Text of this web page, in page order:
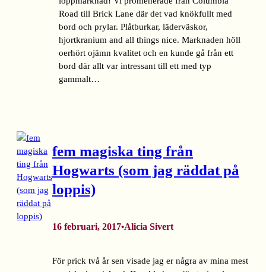
Road till Brick Lane där det vad knökfullt med
bord och prylar. Plåtburkar, läderväskor,
hjortkranium and all things nice. Marknaden höll
oerhört ojämn kvalitet och en kunde gå från ett
bord där allt var intressant till ett med typ
gammalt…
fem magiska ting från
Hogwarts (som jag räddat på
loppis)
16 februari, 2017•Alicia Sivert
För prick två år sen visade jag er några av mina mest